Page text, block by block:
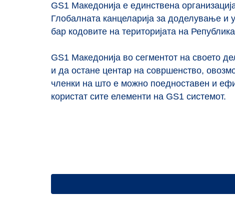
GS1 Македонија е единствена
Глобалната канцеларија за доделување и
бар кодовите на територијата на
GS1 Македонија вo сегментот на своето
и да остане центар на совршенство,
членки на што е можно поедноставен и
користат сите елементи на GS1 системот.